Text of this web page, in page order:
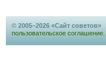
© 2005–2026 «Сайт советов»
пользовательское соглашение